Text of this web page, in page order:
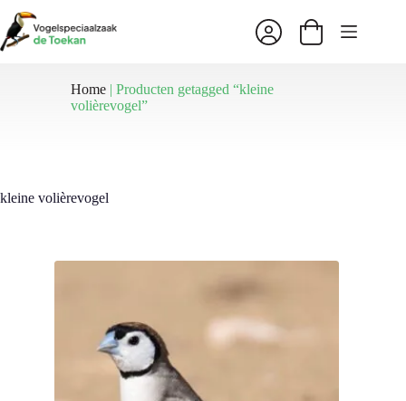
naar
de
inhoud
Winkelwagen
Home |Producten getagged “kleine
volièrevogel”
kleine volièrevogel